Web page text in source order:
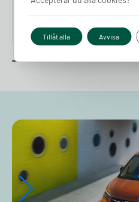
Pris från
2 380kr
Tillåt alla Avvisa